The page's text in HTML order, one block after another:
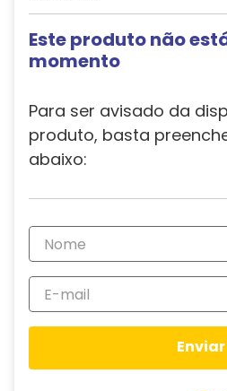
Este produto não
momento
Para ser avisado da
produto, basta
abaixo:
Enviar